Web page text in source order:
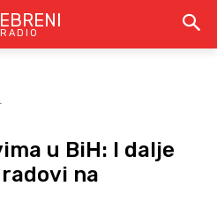
RADIO
u BiH: I dalje
na